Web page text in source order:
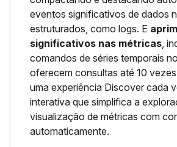
eventos significativos de dados
estruturados, como logs. E
significativos nas métricas ,
comandos de séries temporais
oferecem consultas até 10
uma experiência Discover cada
interativa que simplifica a
visualização de métricas com
automaticamente.